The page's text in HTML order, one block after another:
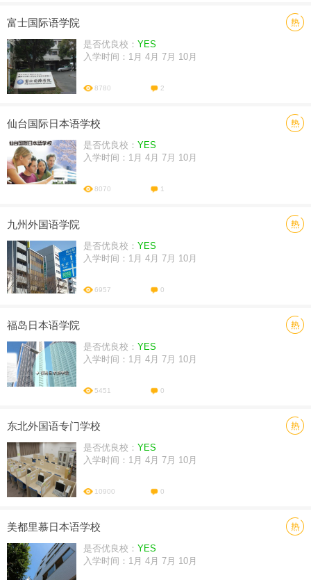
富士国际语学院
是否优良校： YES
入学时间：1月 4月 7月 10月
8780 2
仙台国际日本语学校
是否优良校： YES
入学时间：1月 4月 7月 10月
8070 1
九州外国语学院
是否优良校： YES
入学时间：1月 4月 7月 10月
6957 0
福岛日本语学院
是否优良校： YES
入学时间：1月 4月 7月 10月
5451 0
东北外国语专门学校
是否优良校： YES
入学时间：1月 4月 7月 10月
10900 0
美都里慕日本语学校
是否优良校： YES
入学时间：1月 4月 7月 10月